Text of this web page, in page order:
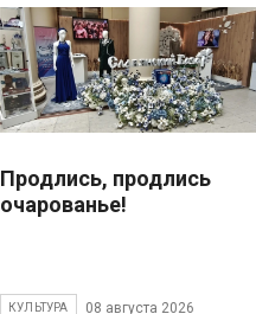
Продлись, продлись
очарованье!
КУЛЬТУРА 08 августа 2026